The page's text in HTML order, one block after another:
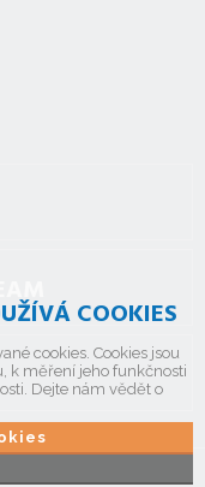
COOKIES
cookies. Cookies jsou
k měření jeho funkčnosti
Dejte nám vědět o